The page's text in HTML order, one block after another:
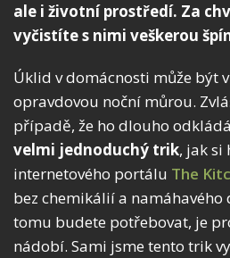
ale i životní prostředí. Za
vyčistíte s nimi veškerou
Úklid v domácnosti může být
opravdovou noční můrou.
případě, že ho dlouho
velmi jednoduchý trik, jak si
internetového portálu The
bez chemikálií a namáhavého
tomu budete potřebovat, je
nádobí. Sami jsme tento trik